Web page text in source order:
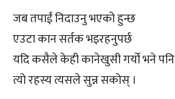
जब तपाईं निदाउनु भएको हुन्छ
एउटा कान सर्तक भइरहनुपर्छ
यदि कसैले केही कानेखुसी गर्यो भने पनि
त्यो रहस्य त्यसले सुन्न सकोस् ।